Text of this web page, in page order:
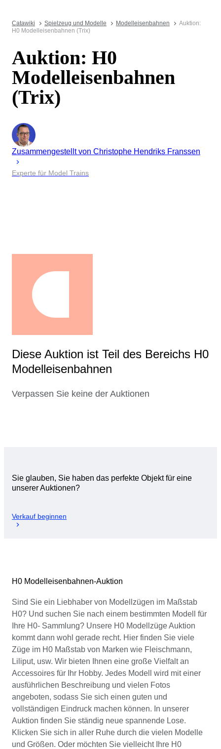
Catawiki Spielzeug und Modelle Modelleisenbahnen
Auktion:
H0 Modelleisenbahnen (Trix)
Auktion: H0
Modelleisenbahnen
(Trix)
Zusammengestellt von Christophe Hendriks Franssen
Experte für Model Trains
Diese Auktion ist Teil des Bereichs H0
Modelleisenbahnen
Verpassen Sie keine der Auktionen
Sie glauben, Sie haben das perfekte Objekt für eine
unserer Auktionen?
Verkauf beginnen
H0 Modelleisenbahnen-Auktion
Sind Sie ein Liebhaber von Modellzügen im Maßstab
H0? Und suchen Sie nach einem bestimmten Modell für
Ihre H0- Sammlung? Unsere H0 Modellzüge Auktion
kommt dann wohl gerade recht. Hier finden Sie viele
Züge im H0 Maßstab von Marken wie Fleischmann,
Liliput, usw. Wir bieten Ihnen eine große Vielfalt an
Accessoires für Ihr Hobby. Jedes Modell wird mit einer
ausführlichen Beschreibung und vielen Fotos
angeboten, sodass Sie sich einen guten und
vollständigen Eindruck machen können. In unserer
Auktion finden Sie ständig neue spannende Lose.
Klicken Sie sich in aller Ruhe durch die vielen Modelle
und Größen. Oder möchten Sie vielleicht Ihre H0